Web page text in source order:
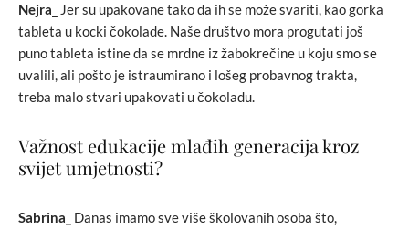
Nejra_
Jer su upakovane tako da ih se može svariti, kao gorka
tableta u kocki čokolade. Naše društvo mora progutati još
puno tableta istine da se mrdne iz žabokrečine u koju smo se
uvalili, ali pošto je istraumirano i lošeg probavnog trakta,
treba malo stvari upakovati u čokoladu.
Važnost edukacije mlađih generacija kroz
svijet umjetnosti?
Sabrina_
Danas imamo sve više školovanih osoba što,